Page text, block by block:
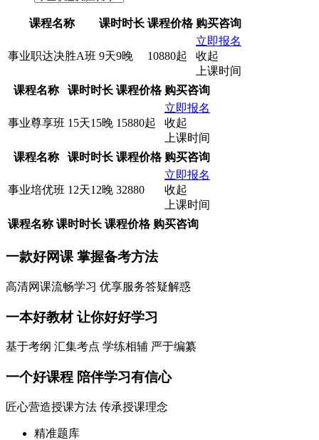
课程名称 课时时长 课程价格 购买咨询
事业职达决胜A班 9天9晚 10880起
立即报名
收起
上课时间
课程名称
课时时长 课程价格 购买咨询
事业尊享班 15天15晚 15880起
立即报名
收起
上课时间
课程名称
课时时长 课程价格 购买咨询
事业培优班 12天12晚 32880
立即报名
收起
上课时间
课程名称 课时时长 课程价格 购买咨询
一款好网课 掌握备考方法
高清网课流畅学习 优享服务答疑解惑
一本好教材让你好好学习
基于考纲 汇集考点 学练相辅 严于编纂
一个好课程 陪伴学习有信心
匠心营造授课方法 传承授课理念
精准题库